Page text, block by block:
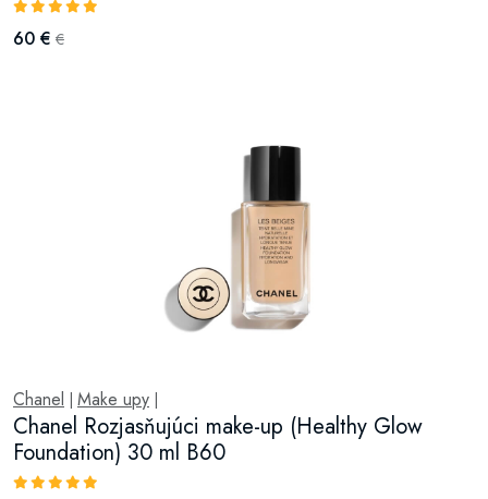
60 € €
Chanel Make upy
Chanel Rozjasňujúci make-up (Healthy Glow
Foundation) 30 ml B60